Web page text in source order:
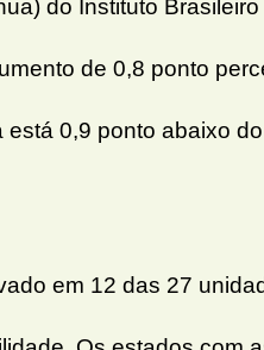
do Instituto
de 0,8 ponto
0,9 ponto abaixo
em 12 das 27